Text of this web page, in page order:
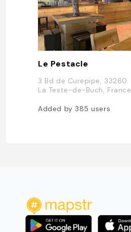
Le Pestacle
3 Bd de Curepipe, 33260
La Teste-de-Buch, France
Added by 385users